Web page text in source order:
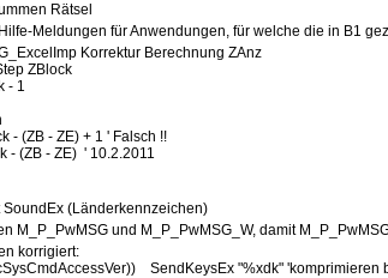
Rätsel
Meldungen für Anwendungen, für welche die in B1
Korrektur Berechnung ZAnz
ZBlock
- 1
(ZB - ZE) + 1 ' Falsch !!
(ZB - ZE) ' 10.2.2011
SoundEx (Länderkennzeichen)
M_P_PwMSG und M_P_PwMSG_W, damit
korrigiert:
SendKeysEx "%xdk" 'komprimieren